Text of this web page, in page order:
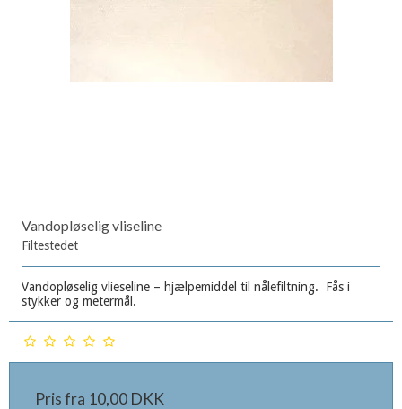
Vandopløselig vliseline
Filtestedet
Vandopløselig vlieseline – hjælpemiddel til nålefiltning. Fås i
stykker og metermål.
Pris fra 10,00 DKK